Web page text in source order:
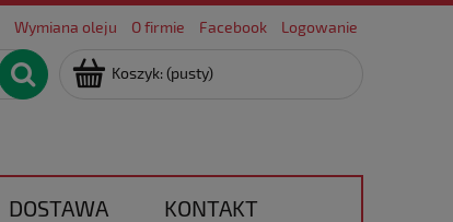
Wymiana oleju O firmie Facebook Logowanie
Koszyk:(pusty)
DOSTAWA KONTAKT